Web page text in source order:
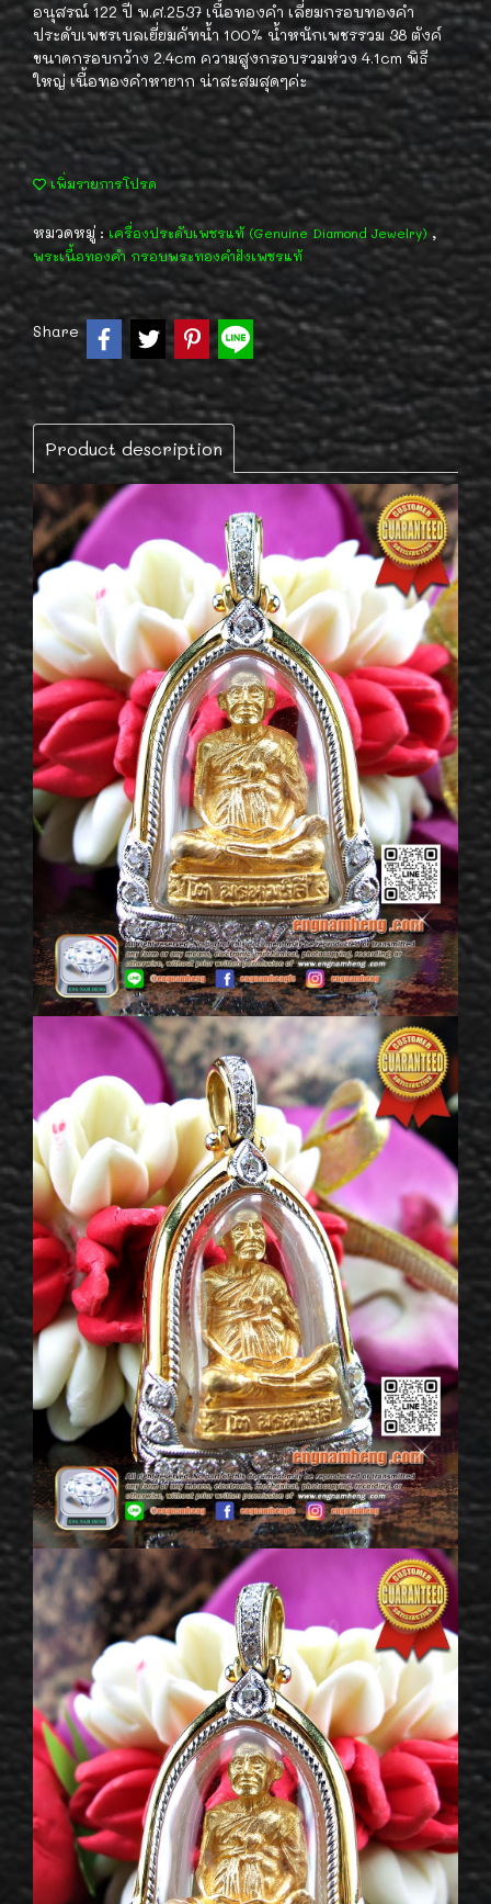
อนุสรณ์ 122 ปี พ.ศ.2537 เนื้อทองคำ เลี่ยมกรอบทองคำ
ประดับเพชรเบลเยี่ยมคัทน้ำ 100% น้ำหนักเพชรรวม 38 ตังค์
ขนาดกรอบกว้าง 2.4cm ความสูงกรอบรวมห่วง 4.1cm พิธี
ใหญ่ เนื้อทองคำหายาก น่าสะสมสุดๆค่ะ
เพิ่มรายการโปรด
หมวดหมู่ : เครื่องประดับเพชรแท้ (Genuine Diamond Jewelry) ,
พระเนื้อทองคำ กรอบพระทองคำฝังเพชรแท้
Share
Product description